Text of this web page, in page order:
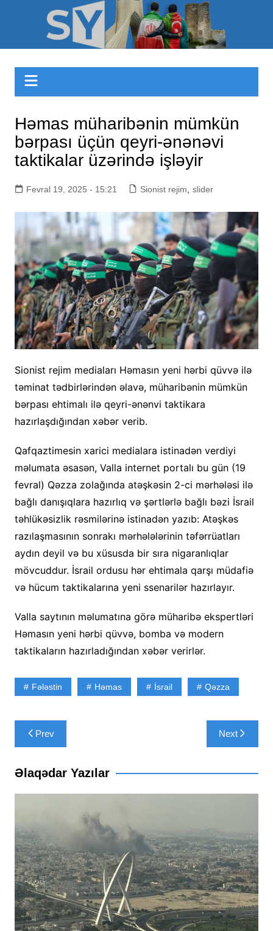
Sizinyol.org
Həmas müharibənin mümkün
bərpası üçün qeyri-ənənəvi
taktikalar üzərində işləyir
Fevral 19, 2025 - 15:21 Sionist rejim slider
Sionist rejim mediaları Həmasın yeni hərbi qüvvə ilə
təminat tədbirlərindən əlavə, müharibənin mümkün
bərpası ehtimalı ilə qeyri-ənənvi taktikara
hazırlaşdığından xəbər verib.
Qafqaztimesin xarici medialara istinadən verdiyi
məlumata əsasən, Valla internet portalı bu gün (19
fevral) Qəzza zolağında atəşkəsin 2-ci mərhələsi ilə
bağlı danışıqlara hazırlıq və şərtlərlə bağlı bəzi İsrail
təhlükəsizlik rəsmilərinə istinadən yazıb: Atəşkəs
razılaşmasının sonrakı mərhələlərinin təfərrüatları
aydın deyil və bu xüsusda bir sıra nigaranlıqlar
mövcuddur. İsrail ordusu hər ehtimala qarşı müdafiə
və hücum taktikalarına yeni ssenarilər hazırlayır.
Valla saytının məlumatına görə müharibə ekspertləri
Həmasın yeni hərbi qüvvə, bomba və modern
taktikaların hazırladığından xəbər verirlər.
Fələstin Həmas İsrail Qəzza
Yazı
naviqasiyası
Prev Next
Əlaqədar Yazılar